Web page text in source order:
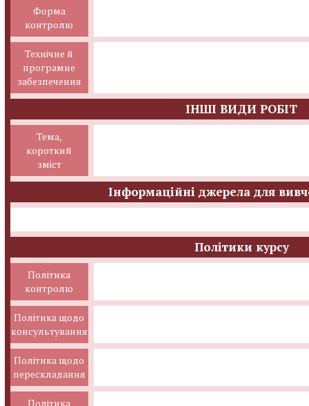
Форма
контролю
Технічне й
програмне
забезпечення
ІНШІ ВИДИ РОБІТ
Тема,
короткий
зміст
Інформаційні джерела для
Політики курсу
Політика
контролю
Політика щодо
консультування
Політика щодо
перескладання
Політика